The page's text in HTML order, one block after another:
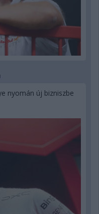
nyomán új bizniszbe